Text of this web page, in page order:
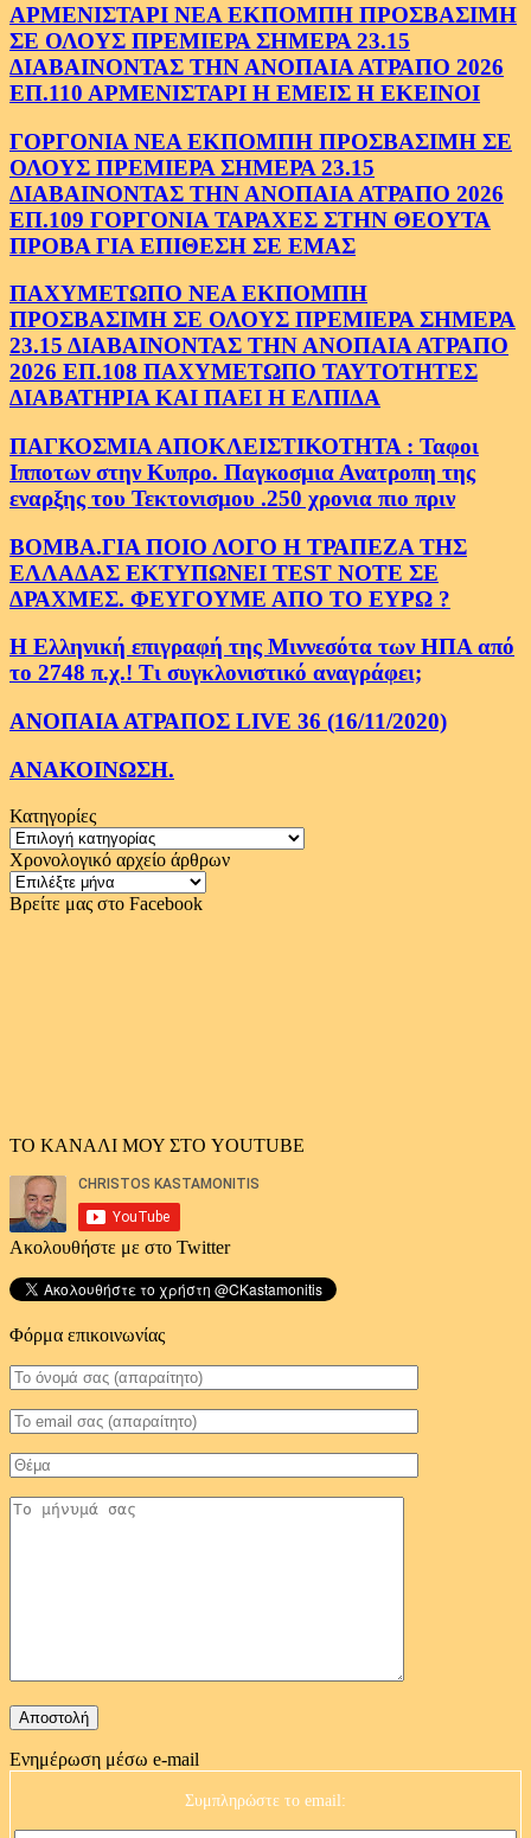
ΑΡΜΕΝΙΣΤΑΡΙ ΝΕΑ ΕΚΠΟΜΠΗ ΠΡΟΣΒΑΣΙΜΗ
ΣΕ ΟΛΟΥΣ ΠΡΕΜΙΕΡΑ ΣΗΜΕΡΑ 23.15
ΔΙΑΒΑΙΝΟΝΤΑΣ ΤΗΝ ΑΝΟΠΑΙΑ ΑΤΡΑΠΟ 2026
ΕΠ.110 ΑΡΜΕΝΙΣΤΑΡΙ Η ΕΜΕΙΣ Η ΕΚΕΙΝΟΙ
ΓΟΡΓΟΝΙΑ ΝΕΑ ΕΚΠΟΜΠΗ ΠΡΟΣΒΑΣΙΜΗ ΣΕ
ΟΛΟΥΣ ΠΡΕΜΙΕΡΑ ΣΗΜΕΡΑ 23.15
ΔΙΑΒΑΙΝΟΝΤΑΣ ΤΗΝ ΑΝΟΠΑΙΑ ΑΤΡΑΠΟ 2026
ΕΠ.109 ΓΟΡΓΟΝΙΑ ΤΑΡΑΧΕΣ ΣΤΗΝ ΘΕΟΥΤΑ
ΠΡΟΒΑ ΓΙΑ ΕΠΙΘΕΣΗ ΣΕ ΕΜΑΣ
ΠΑΧΥΜΕΤΩΠΟ ΝΕΑ ΕΚΠΟΜΠΗ
ΠΡΟΣΒΑΣΙΜΗ ΣΕ ΟΛΟΥΣ ΠΡΕΜΙΕΡΑ ΣΗΜΕΡΑ
23.15 ΔΙΑΒΑΙΝΟΝΤΑΣ ΤΗΝ ΑΝΟΠΑΙΑ ΑΤΡΑΠΟ
2026 ΕΠ.108 ΠΑΧΥΜΕΤΩΠΟ ΤΑΥΤΟΤΗΤΕΣ
ΔΙΑΒΑΤΗΡΙΑ ΚΑΙ ΠΑΕΙ Η ΕΛΠΙΔΑ
ΠΑΓΚΟΣΜΙΑ ΑΠΟΚΛΕΙΣΤΙΚΟΤΗΤΑ : Ταφοι
Ιπποτων στην Κυπρο. Παγκοσμια Ανατροπη της
εναρξης του Τεκτονισμου .250 χρονια πιο πριν
ΒΟΜΒΑ.ΓΙΑ ΠΟΙΟ ΛΟΓΟ Η ΤΡΑΠΕΖΑ ΤΗΣ
ΕΛΛΑΔΑΣ ΕΚΤΥΠΩΝΕΙ TEST NOTE ΣΕ
ΔΡΑΧΜΕΣ. ΦΕΥΓΟΥΜΕ ΑΠΟ ΤΟ ΕΥΡΩ ?
Η Ελληνική επιγραφή της Μιννεσότα των ΗΠΑ από
το 2748 π.χ.! Τι συγκλονιστικό αναγράφει;
ΑΝΟΠΑΙΑ ΑΤΡΑΠΟΣ LIVE 36 (16/11/2020)
ΑΝΑΚΟΙΝΩΣΗ.
Κατηγορίες
Κατηγορίες
Χρονολογικό αρχείο άρθρων
Χρονολογικό
αρχείο
Βρείτε μας στο Facebook
ΤΟ ΚΑΝΑΛΙ ΜΟΥ ΣΤΟ YOUTUBE
Ακολουθήστε με στο Twitter
Φόρμα επικοινωνίας
Ενημέρωση μέσω e-mail
Συμπληρώστε το email: